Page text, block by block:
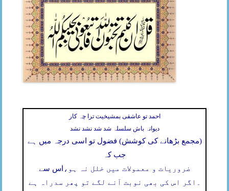
احمد تو عاشقی بمشیخیت ترا چہ کار
دیوانہ باش سلسلہ شد شد نشد نشد
(مجمع بڑھانے کی کوشش) فضول تو اسی درجہ میں ہے
جب کہ
اس سے ضروریات و معمولات میں خلل نہ ہو،
اگر اس کی بھی نوبت آنے لگے تو پھر سدراہ ہے